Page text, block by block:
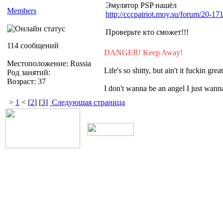
Members
114 сообщений
Местоположение: Russia
Род занятий:
Возраст: 37
Эмулятор PSP нашёл
http://cccpatriot.moy.su/forum/20-
Проверьте кто сможет!!!
DANGER! Keep Away!
Life's so shitty, but ain't it fuckin
I don't wanna be an angel I just
> 1 < [2] [3] Следующая страница